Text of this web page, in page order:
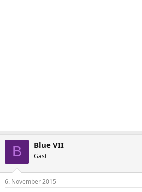
B Blue VII
Gast
6. November 2015